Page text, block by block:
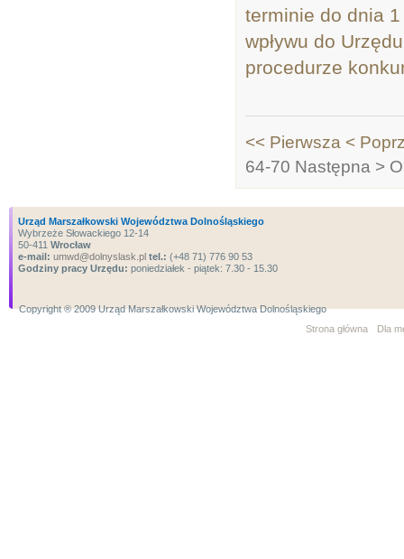
terminie do dnia
wpływu do
procedurze
<< Pierwsza <
64-70 Następna >
Urząd Marszałkowski Województwa Dolnośląskiego
Wybrzeże Słowackiego 12-14
50-411 Wrocław
e-mail: umwd@dolnyslask.pl tel.: (+48 71) 776 90 53
Godziny pracy Urzędu: poniedziałek - piątek: 7.30 - 15.30
Copyright ® 2009 Urząd Marszałkowski Województwa Dolnośląskiego
Strona główna
Dla